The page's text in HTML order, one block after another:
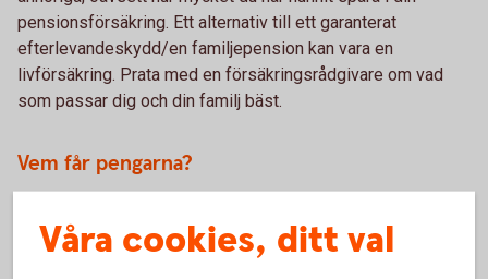
pensionsförsäkring. Ett alternativ till ett garanterat
efterlevandeskydd/en familjepension kan vara en
livförsäkring. Prata med en försäkringsrådgivare om vad
som passar dig och din familj bäst.
Vem får pengarna?
är att man har sin make/maka, sambo eller registrerad
partner som förmånstagare i första hand och sina barn i
Våra cookies, ditt val